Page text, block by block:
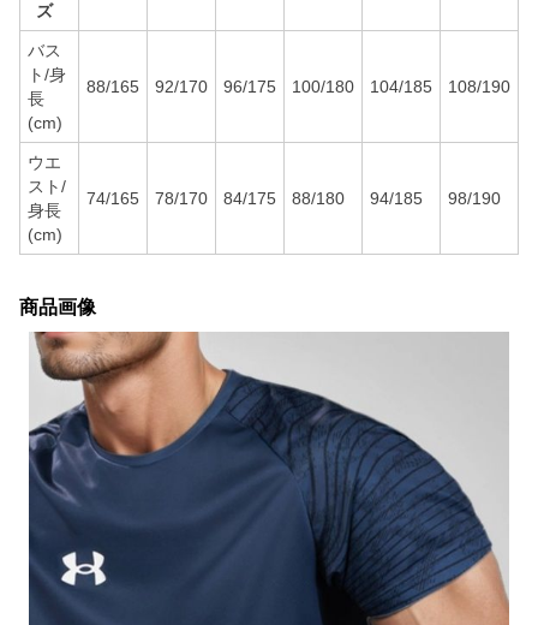
ズ
バス
ト/身
長
(cm)
88/165 92/170 96/175 100/180 104/185 108/190
ウエ
スト/
身長
(cm)
74/165 78/170 84/175 88/180 94/185 98/190
商品画像